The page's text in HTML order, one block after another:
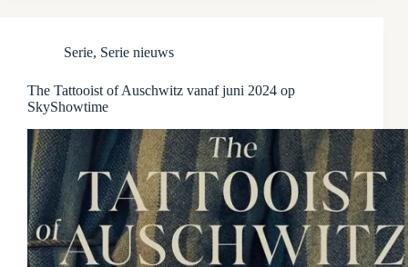
Serie, Serie nieuws
The Tattooist of Auschwitz vanaf juni 2024 op
SkyShowtime